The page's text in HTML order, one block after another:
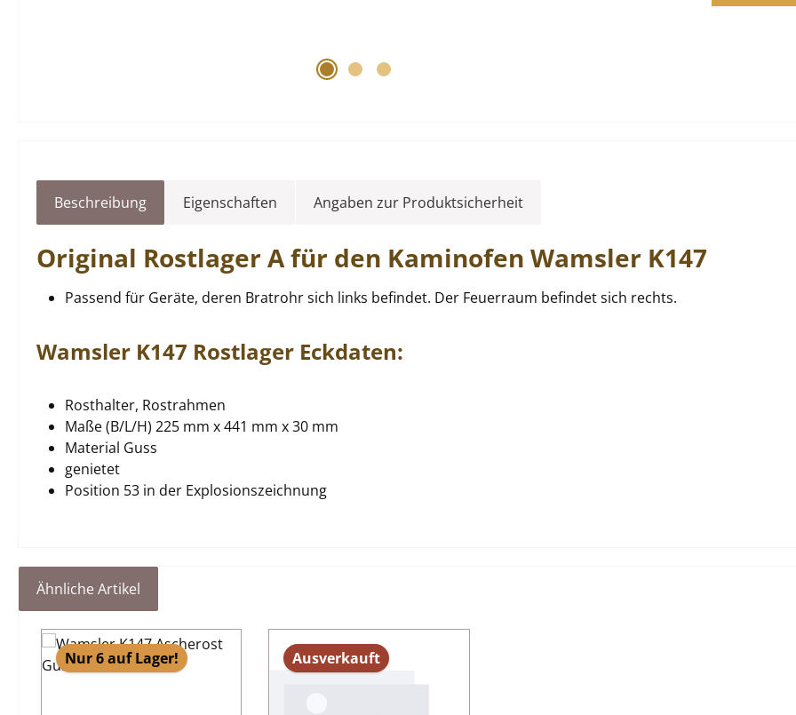
Beschreibung Eigenschaften Angaben zur Produktsicherheit
Original Rostlager A für den Kaminofen Wamsler K147
Passend für Geräte, deren Bratrohr sich links befindet. Der Feuerraum befindet sich rechts.
Wamsler K147 Rostlager Eckdaten:
Rosthalter, Rostrahmen
Maße (B/L/H) 225 mm x 441 mm x 30 mm
Material Guss
genietet
Position 53 in der Explosionszeichnung
Ähnliche Artikel
Produktgalerie überspringen
Nur 6 auf Lager!
Ausverkauft